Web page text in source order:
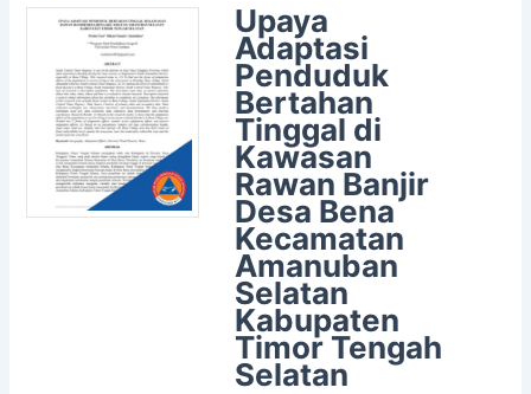
Upaya
Adaptasi
Penduduk
Bertahan
Tinggal di
Kawasan
Rawan Banjir
Desa Bena
Kecamatan
Amanuban
Selatan
Kabupaten
Timor Tengah
Selatan